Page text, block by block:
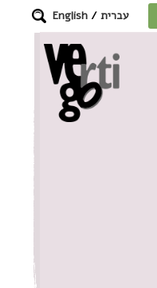
עברית /
English